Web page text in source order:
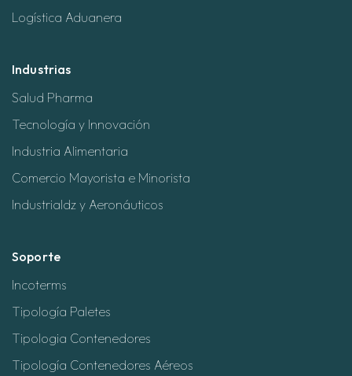
Logística Aduanera
Industrias
Salud Pharma
Tecnología y Innovación
Industria Alimentaria
Comercio Mayorista e Minorista
Industrialdz y Aeronáuticos
Soporte
Incoterms
Tipología Paletes
Tipologia Contenedores
Tipología Contenedores Aéreos